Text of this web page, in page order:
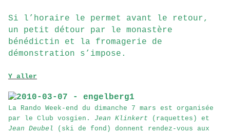
Si l’horaire le permet avant le retour,
un petit détour par le monastère
bénédictin et la fromagerie de
démonstration s’impose.
Y aller
La Rando Week-end du dimanche 7 mars est organisée
par le Club vosgien. Jean Klinkert (raquettes) et
Jean Deubel (ski de fond) donnent rendez-vous aux